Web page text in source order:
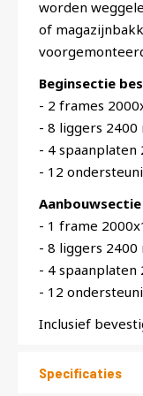
worden
of
Beginsectie
- 2 frames
- 8 liggers 2400
- 4 spaanplaten
- 12
- 1 frame
- 8 liggers 2400
- 4 spaanplaten
- 12
Inclusief
Specificaties